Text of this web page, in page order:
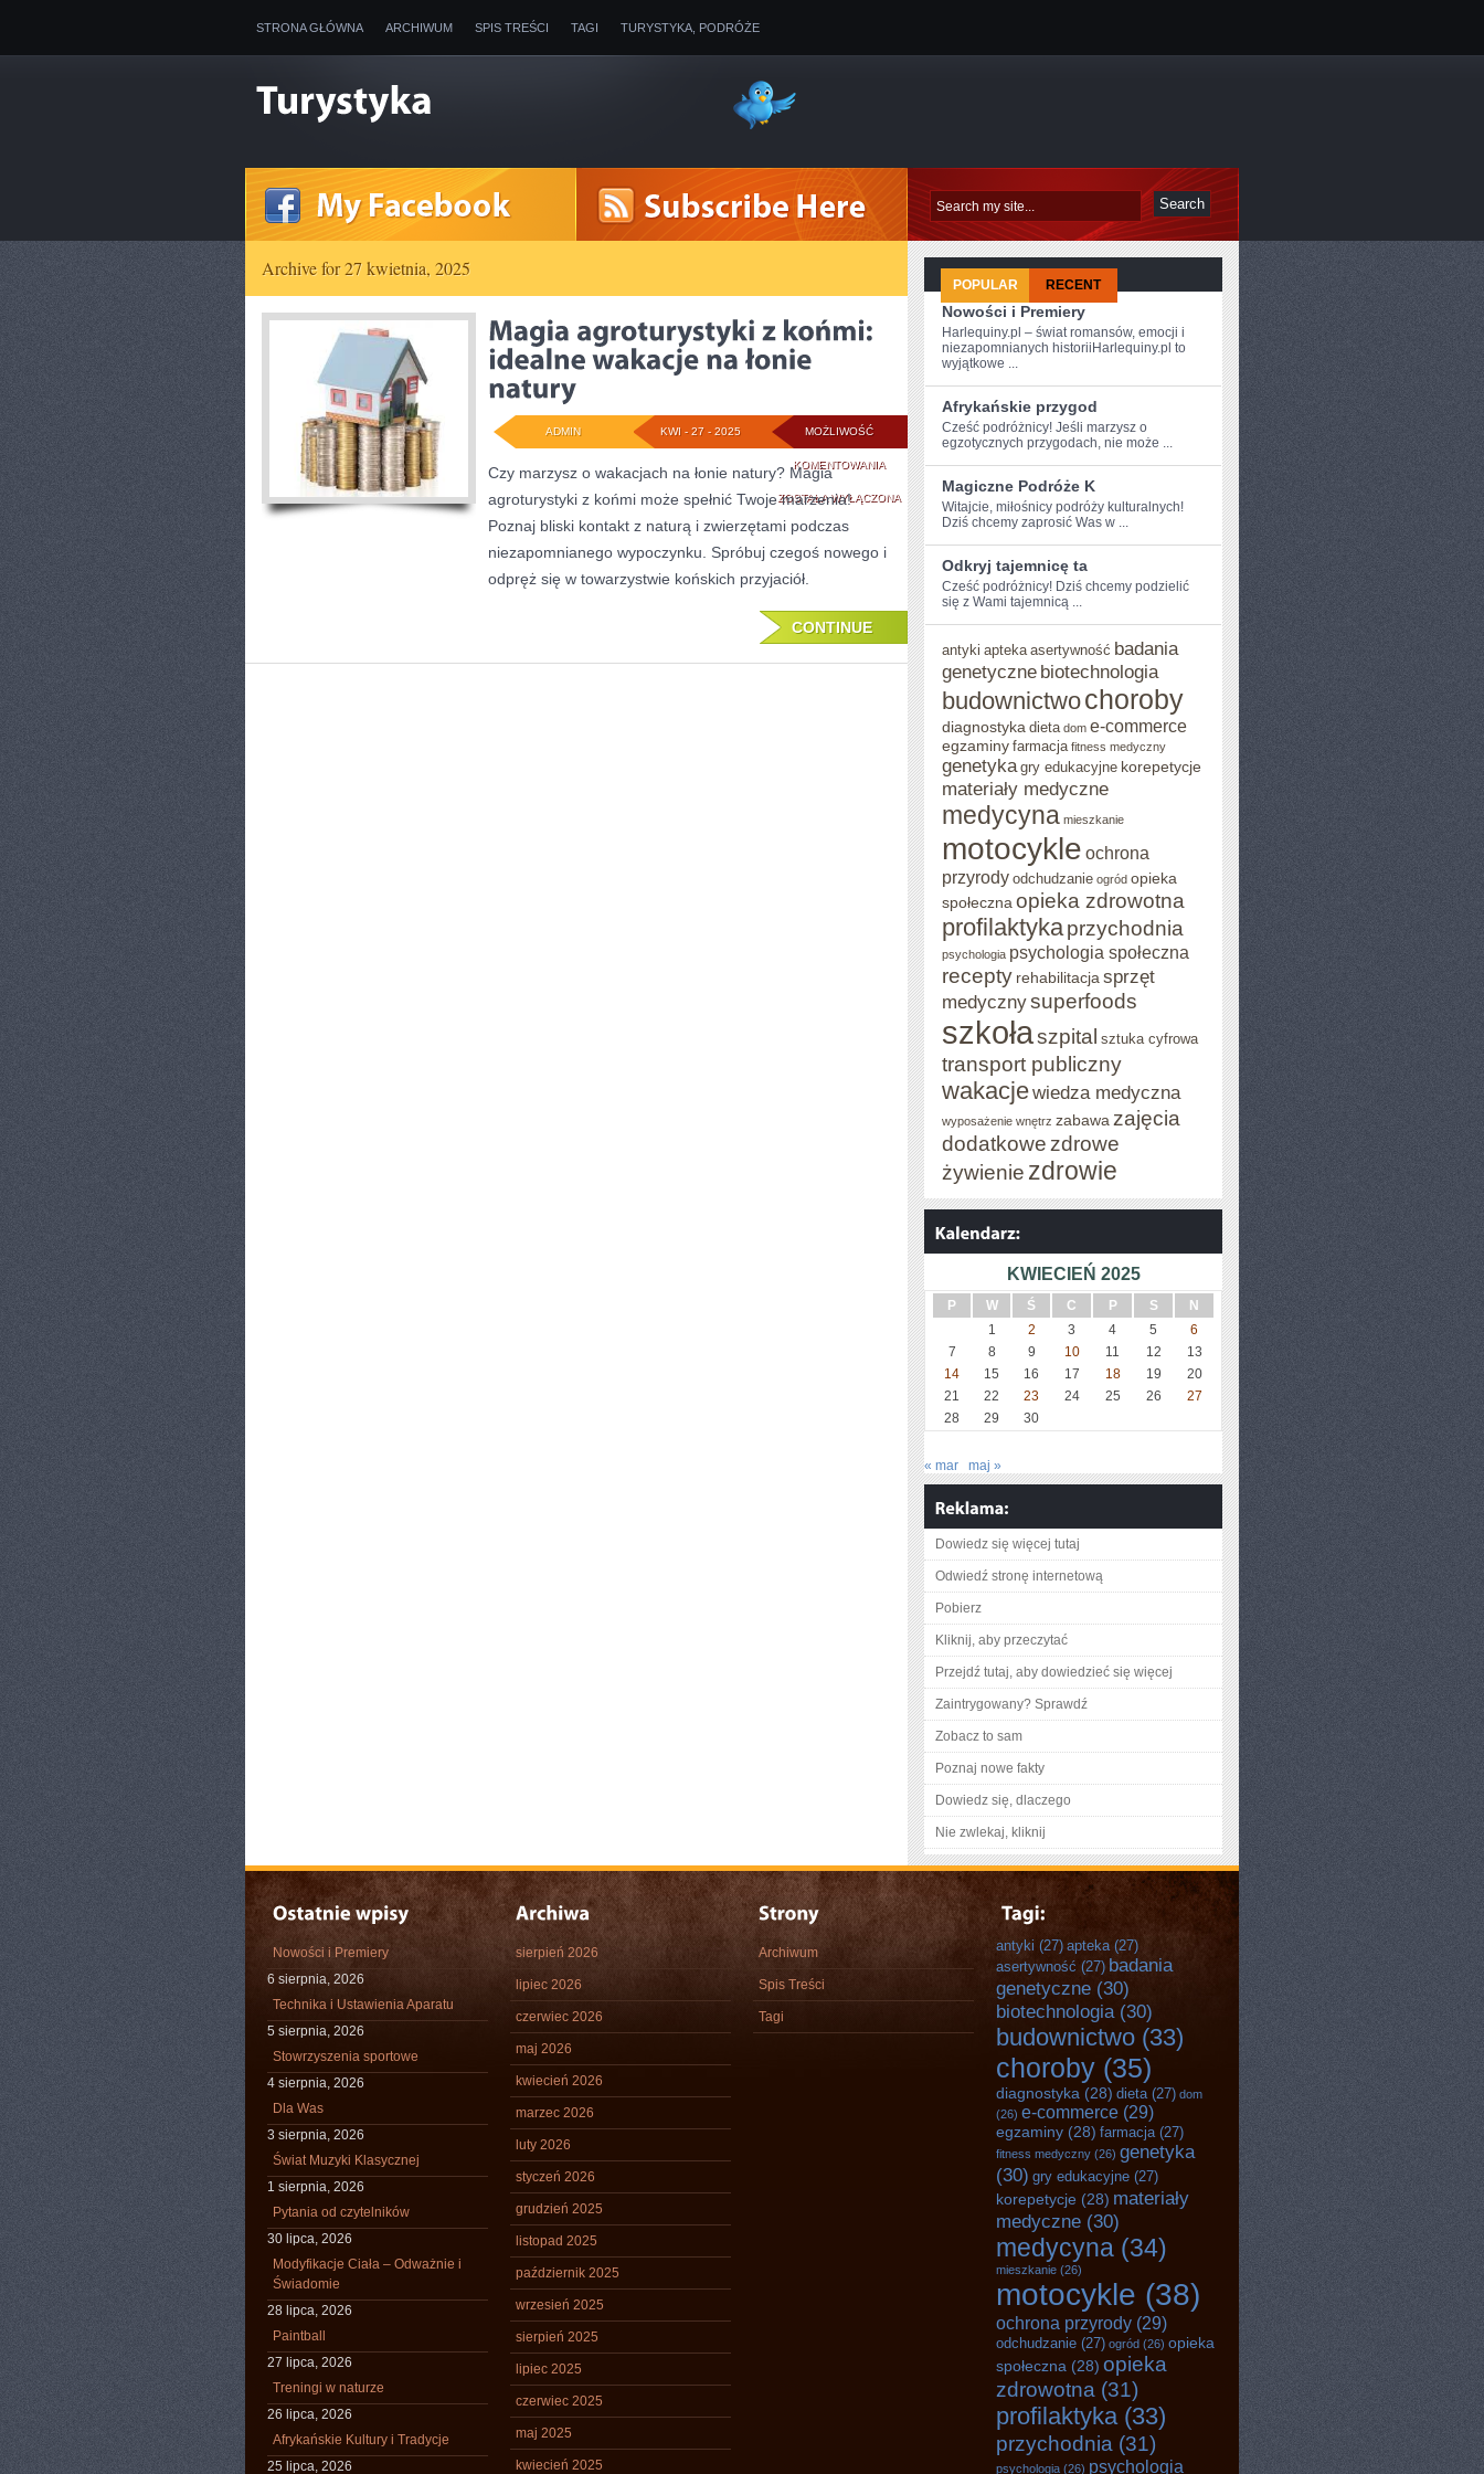
STRONA GŁÓWNA ARCHIWUM SPIS TREŚCI TAGI TURYSTYKA, PODRÓŻE
Archive for 27 kwietnia, 2025
MOŻLIWOŚĆ
KOMENTOWANIAMAGIA
AGROTURYSTYKI
KOŃMI:
IDEALNE
WAKACJE
NA
ŁONIE
NATURY
ZOSTAŁA WYŁĄCZONA
KWI - 27 - 2025
ADMIN
Czy marzysz o wakacjach na łonie natury? Magia
agroturystyki z końmi może spełnić Twoje marzenia!
Poznaj bliski kontakt z naturą i zwierzętami podczas
niezapomnianego wypoczynku. Spróbuj czegoś nowego i
odpręż się w towarzystwie końskich przyjaciół.
CONTINUE
POPULAR RECENT
Nowości i Premiery
Harlequiny.pl – świat romansów, emocji i
niezapomnianych historiiHarlequiny.pl to
wyjątkowe ...
Afrykańskie przygod
Cześć podróżnicy!⁤ Jeśli marzysz o ​
egzotycznych przygodach, nie może ...
Magiczne Podróże K
Witajcie, miłośnicy podróży kulturalnych!‌
Dziś​ chcemy zaprosić Was w ...
Odkryj tajemnicę ta
Cześć podróżnicy! Dziś chcemy podzielić
się z Wami tajemnicą ...
antyki apteka asertywność badania
genetyczne biotechnologia
budownictwochoroby
diagnostyka dieta dom e-commerce
egzaminy farmacja fitness medyczny
genetyka gry edukacyjne korepetycje
materiały medyczne
medycyna mieszkanie
motocykle ochrona
przyrody odchudzanie ogród opieka
społeczna opieka zdrowotna
profilaktykaprzychodnia
psychologia psychologia społeczna
recepty rehabilitacja sprzęt
medycznysuperfoods
szkołaszpital sztuka cyfrowa
transport publiczny
wakacjewiedza medyczna
wyposażenie wnętrz zabawa zajęcia
dodatkowe zdrowe
żywienie zdrowie
KWIECIEŃ 2025
P W Ś C P S
N
1
2 3 4 5
6
7
8 9 10 11 12
13
14
15 16 17 18 19
20
21
22 23 24 25 26
27
28
29 30
« mar maj »
Dowiedz się więcej tutaj
Odwiedź stronę internetową
Pobierz
Kliknij, aby przeczytać
Przejdź tutaj, aby dowiedzieć się więcej
Zaintrygowany? Sprawdź
Zobacz to sam
Poznaj nowe fakty
Dowiedz się, dlaczego
Nie zwlekaj, kliknij
Nowości i Premiery
6 sierpnia, 2026
Technika i Ustawienia Aparatu
5 sierpnia, 2026
Stowrzyszenia sportowe
4 sierpnia, 2026
Dla Was
3 sierpnia, 2026
Świat Muzyki Klasycznej
1 sierpnia, 2026
Pytania od czytelników
30 lipca, 2026
Modyfikacje Ciała – Odważnie i
Świadomie
28 lipca, 2026
Paintball
27 lipca, 2026
Treningi w naturze
26 lipca, 2026
Afrykańskie Kultury i Tradycje
25 lipca, 2026
sierpień 2026
lipiec 2026
czerwiec 2026
maj 2026
kwiecień 2026
marzec 2026
luty 2026
styczeń 2026
grudzień 2025
listopad 2025
październik 2025
wrzesień 2025
sierpień 2025
lipiec 2025
czerwiec 2025
maj 2025
kwiecień 2025
Archiwum
Spis Treści
Tagi
antyki (27) apteka(27)
asertywność (27) badania
genetyczne (30)
biotechnologia(30)
budownictwo (33)
choroby (35)
diagnostyka (28) dieta(27) dom
(26) e-commerce (29)
egzaminy (28) farmacja(27)
fitness medyczny (26) genetyka
(30) gry edukacyjne (27)
korepetycje (28) materiały
medyczne (30)
medycyna (34)
mieszkanie (26)
motocykle (38)
ochrona przyrody (29)
odchudzanie (27) ogród (26) opieka
społeczna (28) opieka
zdrowotna (31)
profilaktyka(33)
przychodnia (31)
psychologia (26) psychologia